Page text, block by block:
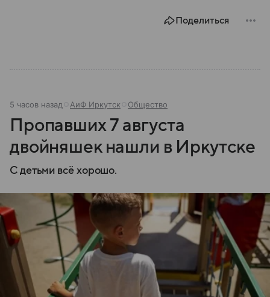
Поделиться
5 часов назад АиФ Иркутск Общество
Пропавших 7 августа
двойняшек нашли в Иркутске
С детьми всё хорошо.